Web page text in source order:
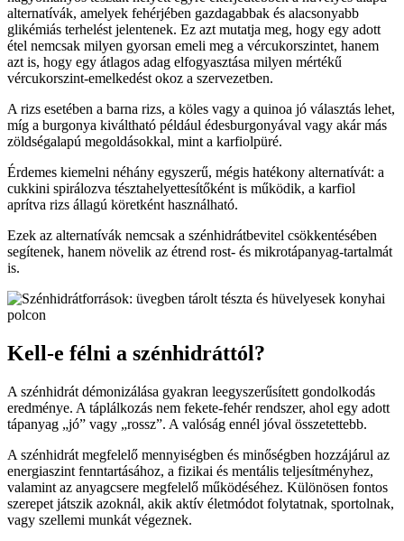
alternatívák, amelyek fehérjében gazdagabbak és alacsonyabb
glikémiás terhelést jelentenek. Ez azt mutatja meg, hogy egy adott
étel nemcsak milyen gyorsan emeli meg a vércukorszintet, hanem
azt is, hogy egy átlagos adag elfogyasztása milyen mértékű
vércukorszint-emelkedést okoz a szervezetben.
A rizs esetében a barna rizs, a köles vagy a quinoa jó választás lehet,
míg a burgonya kiváltható például édesburgonyával vagy akár más
zöldségalapú megoldásokkal, mint a karfiolpüré.
Érdemes kiemelni néhány egyszerű, mégis hatékony alternatívát: a
cukkini spirálozva tésztahelyettesítőként is működik, a karfiol
aprítva rizs állagú köretként használható.
Ezek az alternatívák nemcsak a szénhidrátbevitel csökkentésében
segítenek, hanem növelik az étrend rost- és mikrotápanyag-tartalmát
is.
Kell-e félni a szénhidráttól?
A szénhidrát démonizálása gyakran leegyszerűsített gondolkodás
eredménye. A táplálkozás nem fekete-fehér rendszer, ahol egy adott
tápanyag „jó” vagy „rossz”. A valóság ennél jóval összetettebb.
A szénhidrát megfelelő mennyiségben és minőségben hozzájárul az
energiaszint fenntartásához, a fizikai és mentális teljesítményhez,
valamint az anyagcsere megfelelő működéséhez. Különösen fontos
szerepet játszik azoknál, akik aktív életmódot folytatnak, sportolnak,
vagy szellemi munkát végeznek.